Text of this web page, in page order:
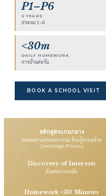
P1–P6
6 YEARS
ประถม 1–6
<30m
DAILY HOMEWORK
การบ้านต่อวัน
BOOK A SCHOOL VISIT
หลักสูตรแกนกลาง
ผสมผสานประสบการณ์เรียนรู้สากลด้วย
Cambridge Primary
Discovery of Interests
ค้นพบความถนัด
Homework <30 Minutes